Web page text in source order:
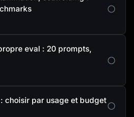
eval : 20 prompts,
choisir par usage et budget